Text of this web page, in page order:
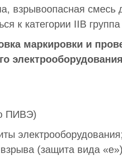
взрывоопасная смесь
к категории IIВ
маркировки и
ПИВЭ)
взрыва (защита вида